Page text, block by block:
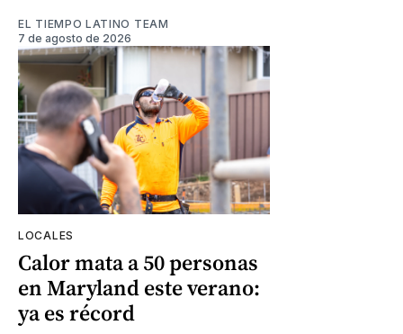
EL TIEMPO LATINO TEAM
7 de agosto de 2026
LOCALES
Calor mata a 50 personas
en Maryland este verano:
ya es récord